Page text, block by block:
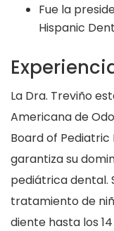
Fue la
Hispanic
La Dra. Treviño
Americana de
Board of
garantiza su
pediátrica dental.
tratamiento de
diente hasta los